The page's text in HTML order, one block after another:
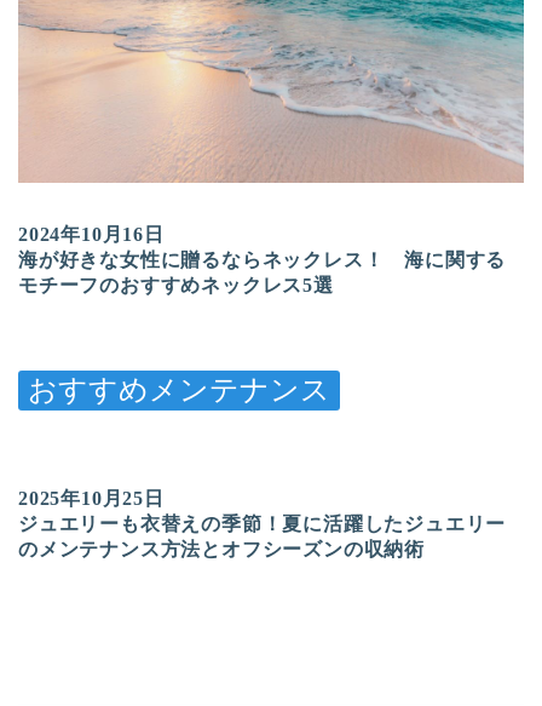
2024年10月16日
海が好きな女性に贈るならネックレス！ 海に関する
モチーフのおすすめネックレス5選
おすすめメンテナンス
2025年10月25日
ジュエリーも衣替えの季節！夏に活躍したジュエリー
のメンテナンス方法とオフシーズンの収納術